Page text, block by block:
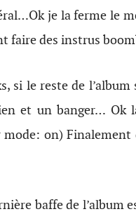
je la ferme le
faire des instrus
si le reste de
et un banger… Ok
mode: on)
baffe de l’album